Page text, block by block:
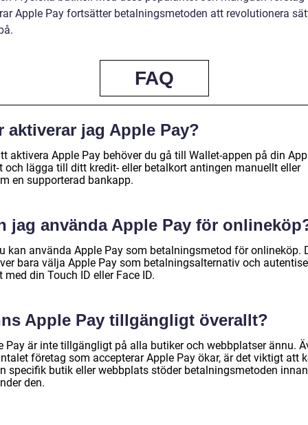
Apple Pay fortsätter betalningsmetoden att revolutionera
FAQ
aktiverar jag Apple Pay?
aktivera Apple Pay behöver du gå till Wallet-appen på din
och lägga till ditt kredit- eller betalkort antingen manuellt eller
en supporterad bankapp.
jag använda Apple Pay för
kan använda Apple Pay som betalningsmetod för onlineköp.
bara välja Apple Pay som betalningsalternativ och
med din Touch ID eller Face ID.
Apple Pay tillgängligt överallt?
Pay är inte tillgängligt på alla butiker och webbplatser ännu.
företag som accepterar Apple Pay ökar, är det viktigt att
specifik butik eller webbplats stöder betalningsmetoden
den.